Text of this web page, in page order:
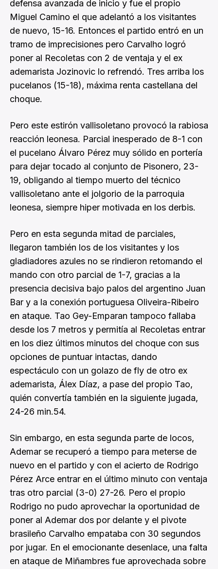
defensa avanzada de inicio y fue el propio
Miguel Camino el que adelantó a los visitantes
de nuevo, 15-16. Entonces el partido entró en un
tramo de imprecisiones pero Carvalho logró
poner al Recoletas con 2 de ventaja y el ex
ademarista Jozinovic lo refrendó. Tres arriba los
pucelanos (15-18), máxima renta castellana del
choque.
Pero este estirón vallisoletano provocó la rabiosa
reacción leonesa. Parcial inesperado de 8-1 con
el pucelano Álvaro Pérez muy sólido en portería
para dejar tocado al conjunto de Pisonero, 23-
19, obligando al tiempo muerto del técnico
vallisoletano ante el jolgorio de la parroquia
leonesa, siempre hiper motivada en los derbis.
Pero en esta segunda mitad de parciales,
llegaron también los de los visitantes y los
gladiadores azules no se rindieron retomando el
mando con otro parcial de 1-7, gracias a la
presencia decisiva bajo palos del argentino Juan
Bar y a la conexión portuguesa Oliveira-Ribeiro
en ataque. Tao Gey-Emparan tampoco fallaba
desde los 7 metros y permitía al Recoletas entrar
en los diez últimos minutos del choque con sus
opciones de puntuar intactas, dando
espectáculo con un golazo de fly de otro ex
ademarista, Álex Díaz, a pase del propio Tao,
quién convertía también en la siguiente jugada,
24-26 min.54.
Sin embargo, en esta segunda parte de locos,
Ademar se recuperó a tiempo para meterse de
nuevo en el partido y con el acierto de Rodrigo
Pérez Arce entrar en el último minuto con ventaja
tras otro parcial (3-0) 27-26. Pero el propio
Rodrigo no pudo aprovechar la oportunidad de
poner al Ademar dos por delante y el pivote
brasileño Carvalho empataba con 30 segundos
por jugar. En el emocionante desenlace, una falta
en ataque de Miñambres fue aprovechada sobre